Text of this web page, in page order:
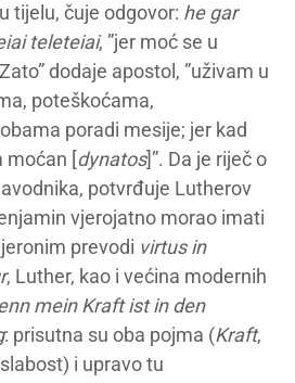
tijelu, čuje odgovor: he gar
teleteiai, ”jer moć se u
dodaje apostol, ”uživam u
poteškoćama,
poradi mesije; jer kad
moćan [dynatos]”. Da je riječ o
potvrđuje Lutherov
vjerojatno morao imati
prevodi virtus in
, Luther, kao i većina modernih
mein Kraft ist in den
: prisutna su oba pojma (Kraft,
i upravo tu